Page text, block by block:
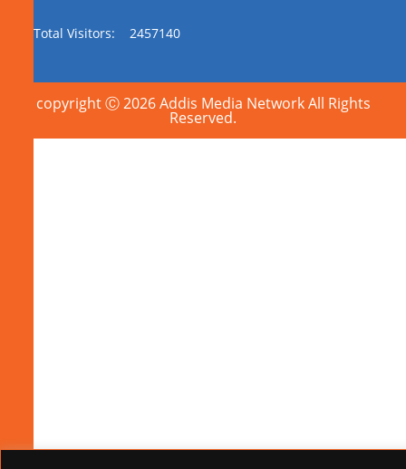
Total Visitors: 2457140
copyright Ⓒ 2026 Addis Media Network All Rights
Reserved.